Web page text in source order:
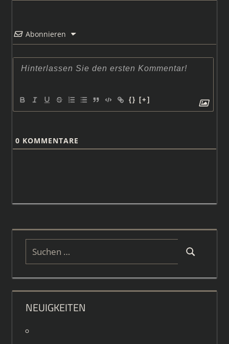
Abonnieren
{} [+]
0 KOMMENTARE
Suchen
nach:
Suchen
NEUIGKEITEN